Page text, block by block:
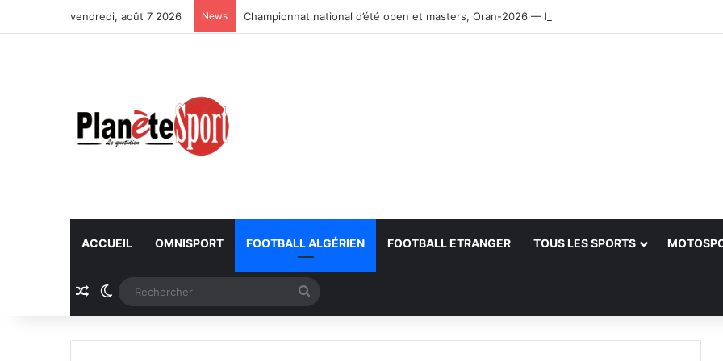
vendredi, août 7 2026 News Championnat national d’été open et masters, Oran-2026 — Le CRB s’adjuge le titre
ACCUEIL OMNISPORT FOOTBALL ALGÉRIEN FOOTBALL ETRANGER TOUS LES SPORTS
Article Aléatoire
Switch skin